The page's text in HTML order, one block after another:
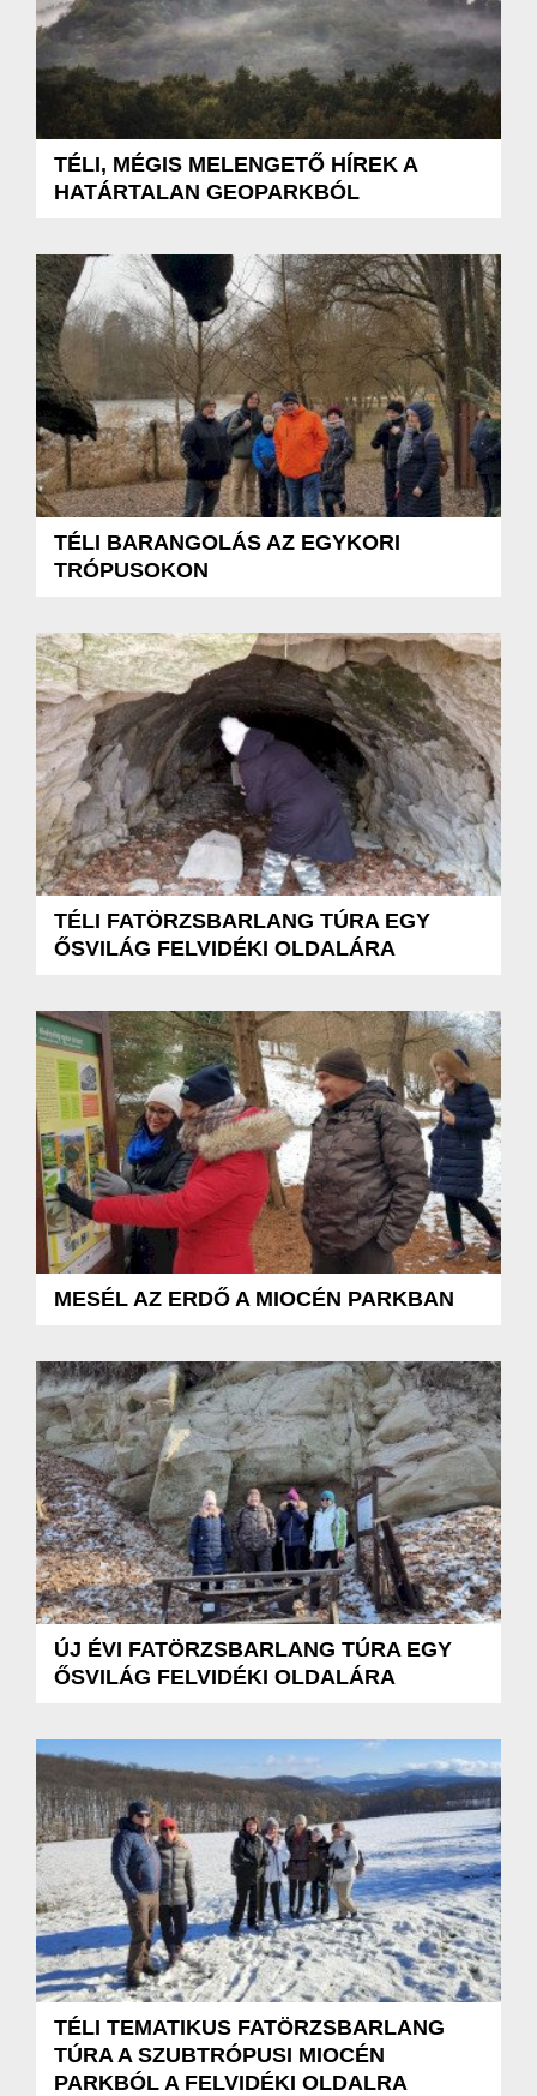
TÉLI, MÉGIS MELENGETŐ HÍREK A
HATÁRTALAN GEOPARKBÓL
TÉLI BARANGOLÁS AZ EGYKORI
TRÓPUSOKON
TÉLI FATÖRZSBARLANG TÚRA EGY
ŐSVILÁG FELVIDÉKI OLDALÁRA
MESÉL AZ ERDŐ A MIOCÉN PARKBAN
ÚJ ÉVI FATÖRZSBARLANG TÚRA EGY
ŐSVILÁG FELVIDÉKI OLDALÁRA
TÉLI TEMATIKUS FATÖRZSBARLANG
TÚRA A SZUBTRÓPUSI MIOCÉN
PARKBÓL A FELVIDÉKI OLDALRA